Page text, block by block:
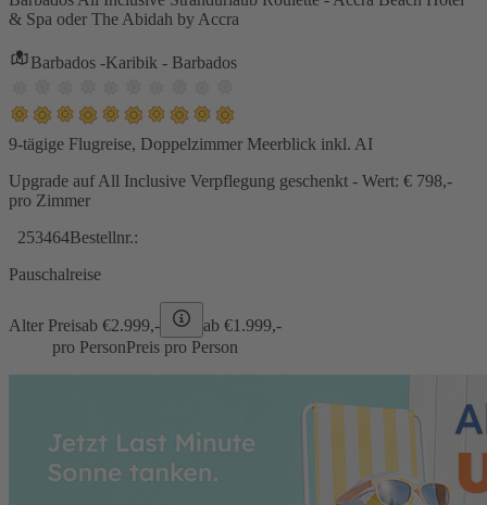
& Spa oder The Abidah by Accra
Barbados -Karibik - Barbados
9-tägige Flugreise, Doppelzimmer Meerblick inkl. AI
Upgrade auf All Inclusive Verpflegung geschenkt - Wert: € 798,-
pro Zimmer
253464Bestellnr.:
Pauschalreise
Alter Preisab €2.999,- ab €1.999,-
pro PersonPreis pro Person